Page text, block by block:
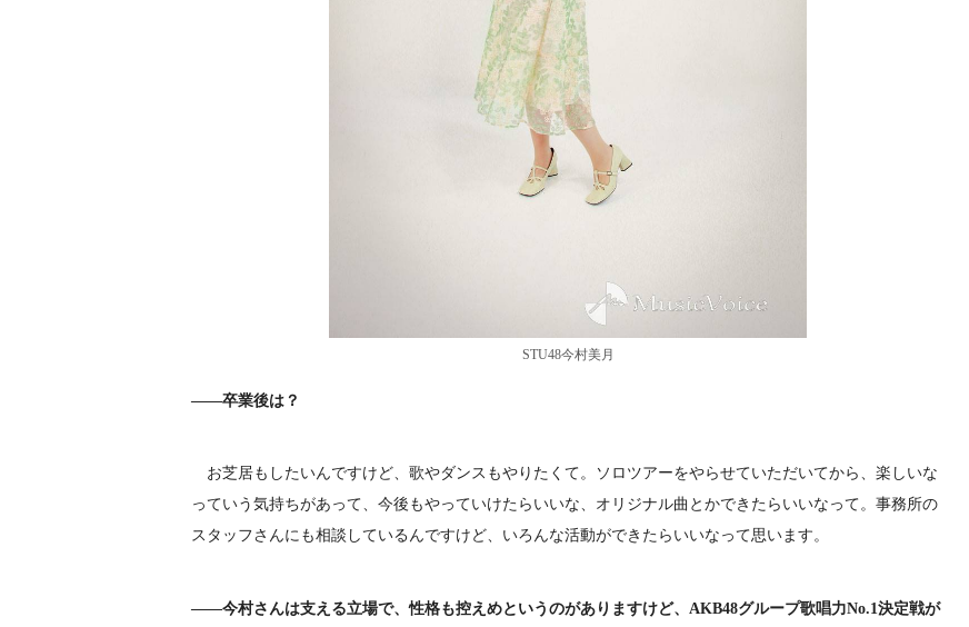
STU48今村美月
――卒業後は？
お芝居もしたいんですけど、歌やダンスもやりたくて。ソロツアーをやらせていただいてから、楽しいな
っていう気持ちがあって、今後もやっていけたらいいな、オリジナル曲とかできたらいいなって。事務所の
スタッフさんにも相談しているんですけど、いろんな活動ができたらいいなって思います。
――今村さんは支える立場で、性格も控えめというのがありますけど、AKB48グループ歌唱力No.1決定戦が